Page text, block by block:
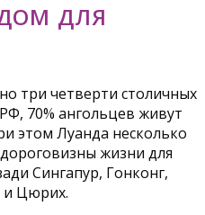
ДЛЯ
три четверти столичных
70% ангольцев живут
этом Луанда несколько
жизни для
Сингапур, Гонконг,
Цюрих.